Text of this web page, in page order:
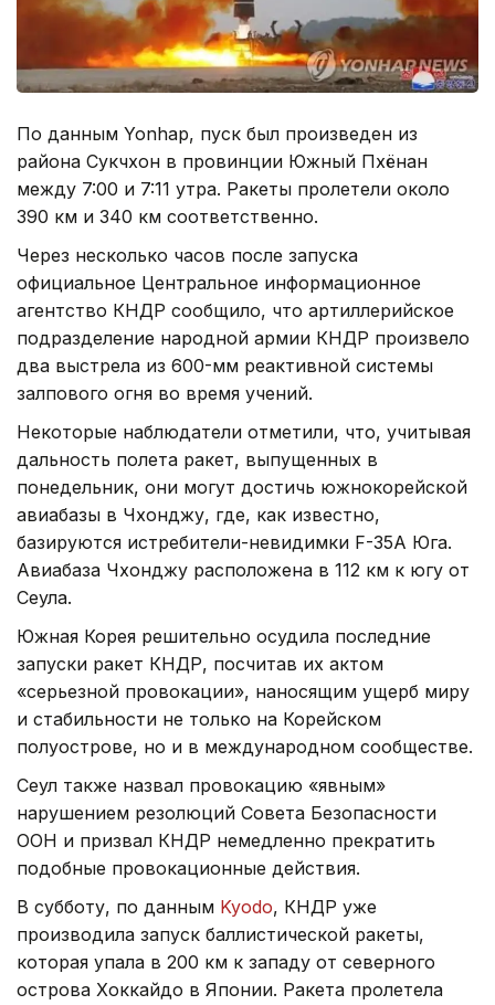
По данным Yonhap, пуск был произведен из
района Сукчхон в провинции Южный Пхёнан
между 7:00 и 7:11 утра. Ракеты пролетели около
390 км и 340 км соответственно.
Через несколько часов после запуска
официальное Центральное информационное
агентство КНДР сообщило, что артиллерийское
подразделение народной армии КНДР произвело
два выстрела из 600-мм реактивной системы
залпового огня во время учений.
Некоторые наблюдатели отметили, что, учитывая
дальность полета ракет, выпущенных в
понедельник, они могут достичь южнокорейской
авиабазы в Чхонджу, где, как известно,
базируются истребители-невидимки F-35A Юга.
Авиабаза Чхонджу расположена в 112 км к югу от
Сеула.
Южная Корея решительно осудила последние
запуски ракет КНДР, посчитав их актом
«серьезной провокации», наносящим ущерб миру
и стабильности не только на Корейском
полуострове, но и в международном сообществе.
Сеул также назвал провокацию «явным»
нарушением резолюций Совета Безопасности
ООН и призвал КНДР немедленно прекратить
подобные провокационные действия.
В субботу, по данным Kyodo, КНДР уже
производила запуск баллистической ракеты,
которая упала в 200 км к западу от северного
острова Хоккайдо в Японии. Ракета пролетела